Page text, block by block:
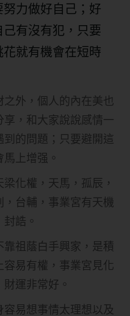
力做好自己；好
有沒有犯，只要
就有機會在短時
外，個人的內在美也
，和大家說說感情一
的問題；只要避開這
上增强。
化權，天馬，孤辰，
台輔，事業宮有天機
誥。
祖蔭白手興家，是積
易有權，事業宮見化
運非常好。
易想事情太理想以及